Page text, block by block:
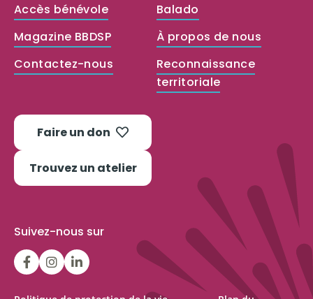
Accès bénévole
Balado
Magazine BBDSP
À propos de nous
Contactez-nous
Reconnaissance
territoriale
Faire un don
Trouvez un atelier
Suivez-nous sur
LGFBCanada
LGFBCanada
Belle
et